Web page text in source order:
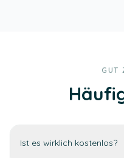
GUT
Ist es wirklich kostenlos?